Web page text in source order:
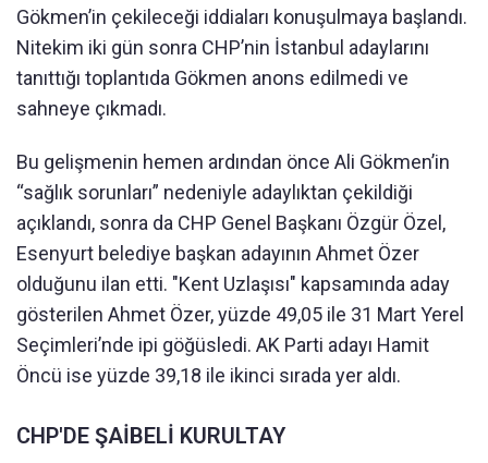
Gökmen’in çekileceği iddiaları konuşulmaya başlandı.
Nitekim iki gün sonra CHP’nin İstanbul adaylarını
tanıttığı toplantıda Gökmen anons edilmedi ve
sahneye çıkmadı.
Bu gelişmenin hemen ardından önce Ali Gökmen’in
“sağlık sorunları” nedeniyle adaylıktan çekildiği
açıklandı, sonra da CHP Genel Başkanı Özgür Özel,
Esenyurt belediye başkan adayının Ahmet Özer
olduğunu ilan etti. "Kent Uzlaşısı" kapsamında aday
gösterilen Ahmet Özer, yüzde 49,05 ile 31 Mart Yerel
Seçimleri’nde ipi göğüsledi. AK Parti adayı Hamit
Öncü ise yüzde 39,18 ile ikinci sırada yer aldı.
CHP'DE ŞAİBELİ KURULTAY